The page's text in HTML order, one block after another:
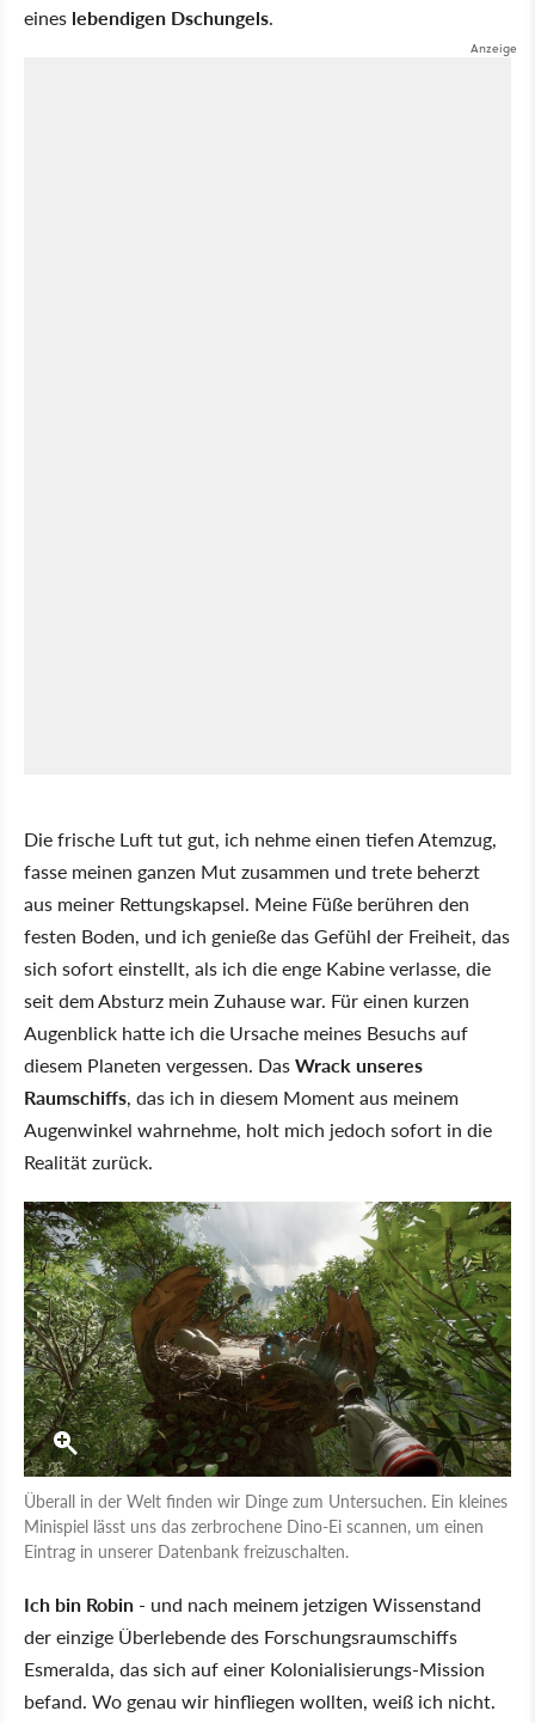
eines lebendigen Dschungels.
Die frische Luft tut gut, ich nehme einen tiefen Atemzug,
fasse meinen ganzen Mut zusammen und trete beherzt
aus meiner Rettungskapsel. Meine Füße berühren den
festen Boden, und ich genieße das Gefühl der Freiheit, das
sich sofort einstellt, als ich die enge Kabine verlasse, die
seit dem Absturz mein Zuhause war. Für einen kurzen
Augenblick hatte ich die Ursache meines Besuchs auf
diesem Planeten vergessen. DasWrack unseres
Raumschiffs, das ich in diesem Moment aus meinem
Augenwinkel wahrnehme, holt mich jedoch sofort in die
Realität zurück.
Überall in der Welt finden wir Dinge zum Untersuchen. Ein kleines
Minispiel lässt uns das zerbrochene Dino-Ei scannen, um einen
Eintrag in unserer Datenbank freizuschalten.
Ich bin Robin - und nach meinem jetzigen Wissenstand
der einzige Überlebende des Forschungsraumschiffs
Esmeralda, das sich auf einer Kolonialisierungs-Mission
befand. Wo genau wir hinfliegen wollten, weiß ich nicht.